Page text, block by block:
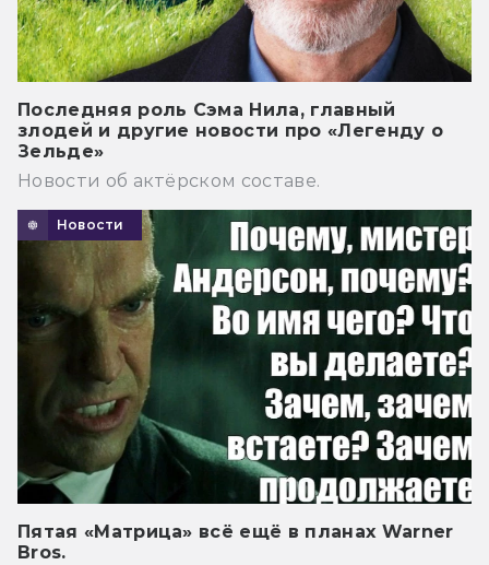
Последняя роль Сэма Нила, главный
злодей и другие новости про «Легенду о
Зельде»
Новости об актёрском составе.
Новости
Пятая «Матрица» всё ещё в планах Warner
Bros.